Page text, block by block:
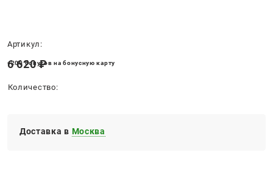
Артикул:
6 620 ₽
+200 бонусов на бонусную карту
Количество:
Доставка в Москва